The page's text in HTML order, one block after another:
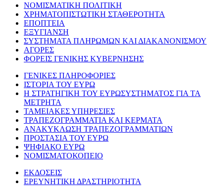
ΝΟΜΙΣΜΑΤΙΚΗ ΠΟΛΙΤΙΚΗ
ΧΡΗΜΑΤΟΠΙΣΤΩΤΙΚΗ ΣΤΑΘΕΡΟΤΗΤΑ
ΕΠΟΠΤΕΙΑ
ΕΞΥΓΙΑΝΣΗ
ΣΥΣΤΗΜΑΤΑ ΠΛΗΡΩΜΩΝ ΚΑΙ ΔΙΑΚΑΝΟΝΙΣΜΟΥ
ΑΓΟΡΕΣ
ΦΟΡΕΙΣ ΓΕΝΙΚΗΣ ΚΥΒΕΡΝΗΣΗΣ
ΓΕΝΙΚΕΣ ΠΛΗΡΟΦΟΡΙΕΣ
ΙΣΤΟΡΙΑ ΤΟΥ ΕΥΡΩ
Η ΣΤΡΑΤΗΓΙΚΗ ΤΟΥ ΕΥΡΩΣΥΣΤΗΜΑΤΟΣ ΓΙΑ ΤΑ
ΜΕΤΡΗΤΑ
ΤΑΜΕΙΑΚΕΣ ΥΠΗΡΕΣΙΕΣ
ΤΡΑΠΕΖΟΓΡΑΜΜΑΤΙΑ ΚΑΙ ΚΕΡΜΑΤΑ
ΑΝΑΚΥΚΛΩΣΗ ΤΡΑΠΕΖΟΓΡΑΜΜΑΤΙΩΝ
ΠΡΟΣΤΑΣΙΑ ΤΟΥ ΕΥΡΩ
ΨΗΦΙΑΚΟ ΕΥΡΩ
ΝΟΜΙΣΜΑΤΟΚΟΠΕΙΟ
ΕΚΔΟΣΕΙΣ
ΕΡΕΥΝΗΤΙΚΗ ΔΡΑΣΤΗΡΙΟΤΗΤΑ